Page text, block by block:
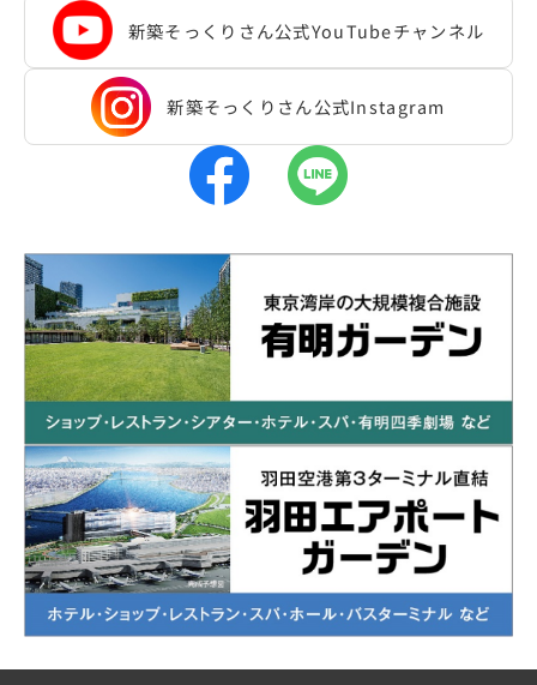
※1 2025年売主・事業主別発売戸数（不動産経済研究所
※2 地域・時期等により対応できない場合があります。
新築そっくりさん公式YouTubeチャンネル
新築そっくりさん公式Instagram